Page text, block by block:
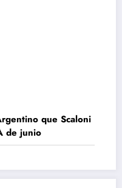
que Scaloni
de junio